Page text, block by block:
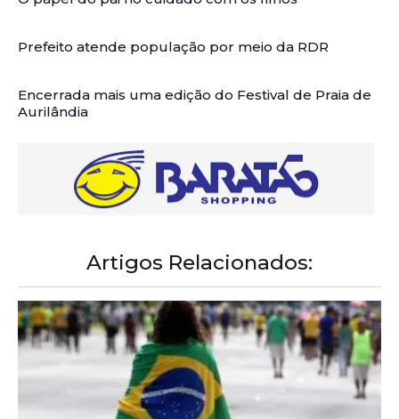
Prefeito atende população por meio da RDR
Encerrada mais uma edição do Festival de Praia de
Aurilândia